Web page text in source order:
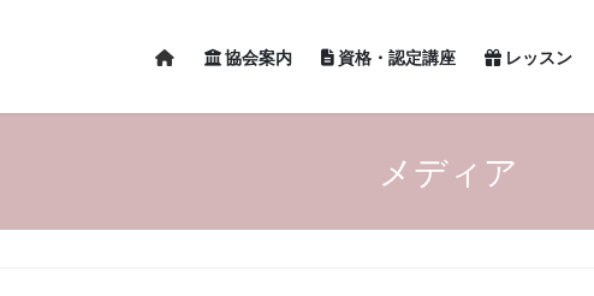
協会案内 資格・認定講座 レッスン
メディア